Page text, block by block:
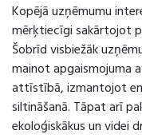
Kopējā uzņēmumu
mērķtiecīgi sakārtojot
Šobrīd visbiežāk
mainot apgaismojuma
attīstībā, izmantojot
siltināšanā. Tāpat arī
ekoloģiskākus un videi